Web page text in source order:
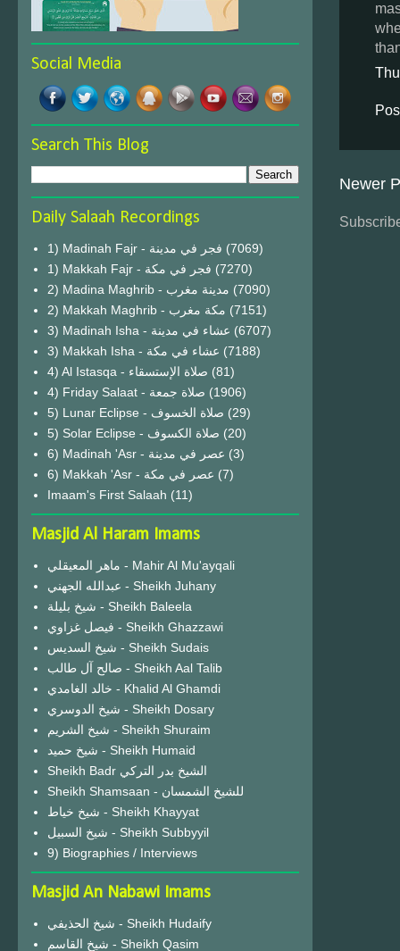
Newer
Social Media
Search This Blog
Daily Salaah Recordings
1) Madinah Fajr - فجر في مدينة (7069)
1) Makkah Fajr - فجر في مكة (7270)
2) Madina Maghrib - مدينة مغرب (7090)
2) Makkah Maghrib - مكة مغرب (7151)
3) Madinah Isha - عشاء في مدينة (6707)
3) Makkah Isha - عشاء في مكة (7188)
4) Al Istasqa - صلاة الإستسقاء (81)
4) Friday Salaat - صلاة جمعة (1906)
5) Lunar Eclipse - صلاة الخسوف (29)
(20)
6) Madinah 'Asr - عصر في مدينة (3)
6) Makkah 'Asr - عصر في مكة (7)
Imaam's First Salaah (11)
Masjid Al Haram Imams
ماهر المعيقلي - Mahir Al Mu'ayqali
عبدالله الجهني - Sheikh Juhany
شيخ بليلة - Sheikh Baleela
فيصل غزاوي - Sheikh Ghazzawi
شيخ السديس - Sheikh Sudais
صالح آل طالب - Sheikh Aal Talib
خالد الغامدي - Khalid Al Ghamdi
شيخ الدوسري - Sheikh Dosary
شيخ الشريم - Sheikh Shuraim
شيخ حميد - Sheikh Humaid
Sheikh Badr الشيخ بدر التركي
Sheikh Shamsaan - للشيخ الشمسان
شيخ خياط - Sheikh Khayyat
شيخ السبيل - Sheikh Subbyyil
9) Biographies / Interviews
Masjid An Nabawi Imams
شيخ الحذيفي - Sheikh Hudaify
شيخ القاسم - Sheikh Qasim